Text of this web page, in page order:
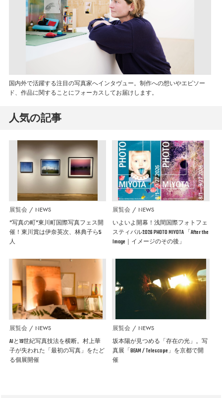
国内外で活躍する注目の写真家へインタヴュー。制作への想いやエピソー
ド、作品に関することにフォーカスしてお届けします。
人気の記事
展覧会 NEWS
”写真の町”東川町国際写真フェス開
催！東川賞は伊奈英次、林典子ら5
人
展覧会 NEWS
いよいよ開幕！浅間国際フォトフェ
スティバル2026 PHOTO MIYOTA 「After the
Image｜イメージのその後」
展覧会 NEWS
AIと19世紀写真技法を横断。村上華
子が失われた「最初の写真」をたど
る個展開催
展覧会 NEWS
坂本陽が見つめる「存在の光」。写
真展「BEAM / Telescope」を京都で開
催